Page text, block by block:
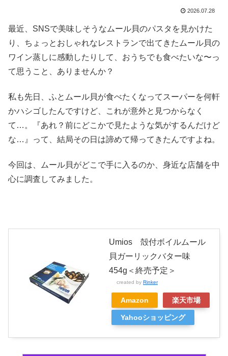
2026.07.28
最近、SNSで美味しそうなムール貝のパスタを見かけた
り、ちょっとおしゃれなレストランで出てきたムール貝の
ワイン蒸しに感動したりして、おうちでも食べたいな〜っ
て思うこと、ありませんか？
私も先日、ふとムール貝が食べたくなってスーパーを何軒
かハシゴしたんですけど、これが意外と見つからなく
て…。『あれ？前にどこかで見たような気がするんだけど
な…』って、結局その日は諦めて帰ってきたんですよね。
今回は、ムール貝がどこで手に入るのか、身近な店舗を中
心に調査してみました。
Umios 殻付ボイルムール
貝ガーリックバター味
454g＜終売予定＞
created by Rinker
Amazon 楽天市場
Yahooショッピング